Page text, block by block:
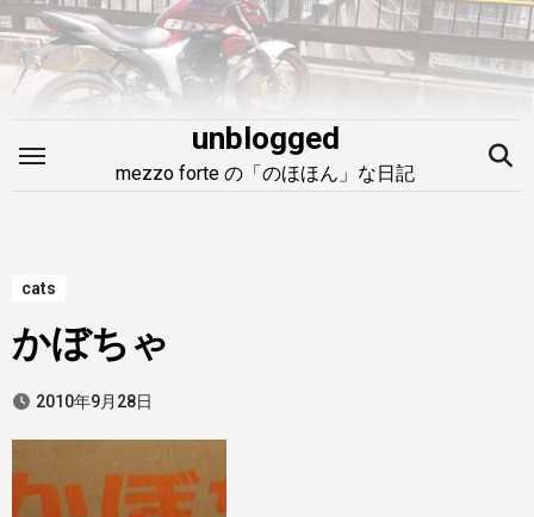
内
容
を
unblogged
mezzo forte の「のほほん」な日記
cats
かぼちゃ
2010年9月28日